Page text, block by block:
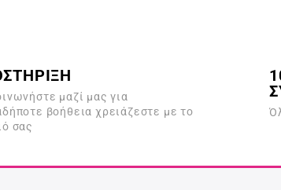
μαζί μας για
βοήθεια χρειάζεστε με το
σας